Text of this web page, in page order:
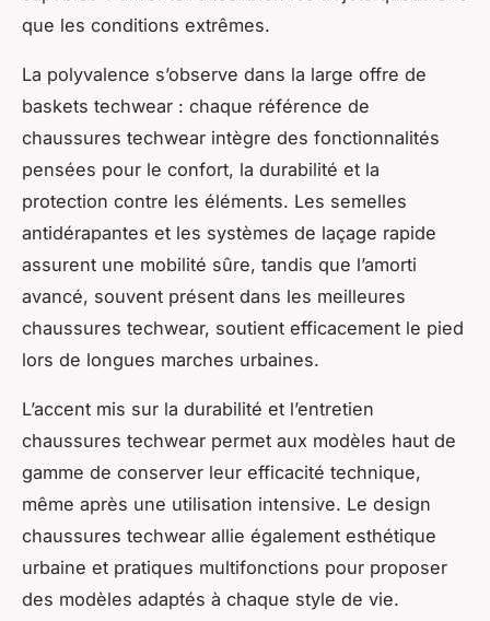
que les conditions extrêmes.
La polyvalence s’observe dans la large offre de
baskets techwear : chaque référence de
chaussures techwear intègre des fonctionnalités
pensées pour le confort, la durabilité et la
protection contre les éléments. Les semelles
antidérapantes et les systèmes de laçage rapide
assurent une mobilité sûre, tandis que l’amorti
avancé, souvent présent dans les meilleures
chaussures techwear, soutient efficacement le pied
lors de longues marches urbaines.
L’accent mis sur la durabilité et l’entretien
chaussures techwear permet aux modèles haut de
gamme de conserver leur efficacité technique,
même après une utilisation intensive. Le design
chaussures techwear allie également esthétique
urbaine et pratiques multifonctions pour proposer
des modèles adaptés à chaque style de vie.